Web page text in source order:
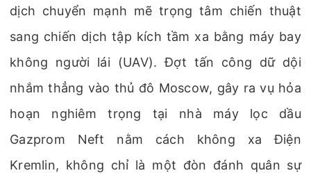
dịch chuyển mạnh mẽ trọng tâm chiến thuật
sang chiến dịch tập kích tầm xa bằng máy bay
không người lái (UAV). Đợt tấn công dữ dội
nhắm thẳng vào thủ đô Moscow, gây ra vụ hỏa
hoạn nghiêm trọng tại nhà máy lọc dầu
Gazprom Neft nằm cách không xa Điện
Kremlin, không chỉ là một đòn đánh quân sự